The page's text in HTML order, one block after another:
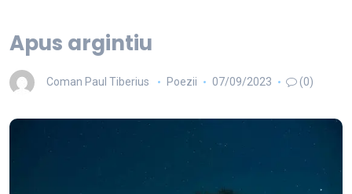
Apus argintiu
Coman Paul Tiberius Poezii 07/09/2023 (0)